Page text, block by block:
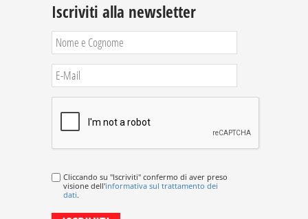
Iscriviti alla newsletter
Cliccando su "Iscriviti" confermo di aver preso
visione dell'informativa sul trattamento dei
dati.